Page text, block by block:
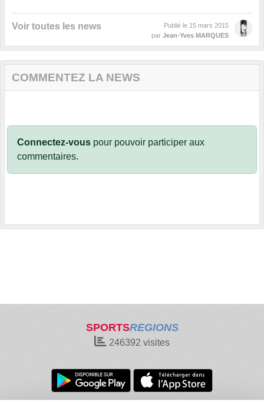
Voir toutes les news Publié le 15 mars 2015
par Jean-Yves MARQUES
COMMENTEZ LA NEWS
Connectez-vous pour pouvoir participer aux
commentaires.
SPORTSREGIONS
246392 visites